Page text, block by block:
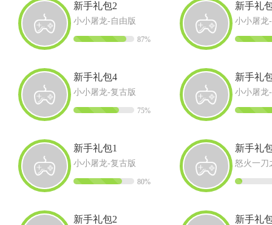
新手礼包2
小小屠龙-自由版
87%
新手礼
小小屠龙
新手礼包4
小小屠龙-复古版
75%
新手礼
小小屠龙
新手礼包1
小小屠龙-复古版
80%
新手礼
怒火一刀
新手礼包2 新手礼